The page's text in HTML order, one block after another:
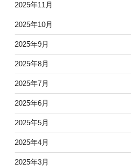
2025年11月
2025年10月
2025年9月
2025年8月
2025年7月
2025年6月
2025年5月
2025年4月
2025年3月